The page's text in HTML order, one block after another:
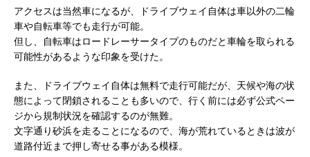
アクセスは当然車になるが、ドライブウェイ自体は車以外の二輪
車や自転車等でも走行が可能。
但し、自転車はロードレーサータイプのものだと車輪を取られる
可能性があるような印象を受けた。
また、ドライブウェイ自体は無料で走行可能だが、天候や海の状
態によって閉鎖されることも多いので、行く前には必ず公式ペー
ジから規制状況を確認するのが無難。
文字通り砂浜を走ることになるので、海が荒れているときは波が
道路付近まで押し寄せる事がある模様。